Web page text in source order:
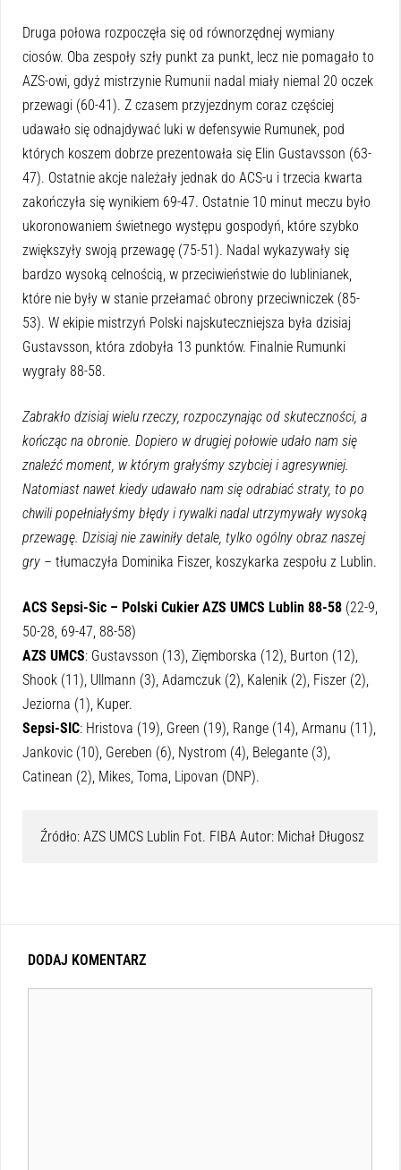
Druga połowa rozpoczęła się od równorzędnej wymiany
ciosów. Oba zespoły szły punkt za punkt, lecz nie pomagało to
AZS-owi, gdyż mistrzynie Rumunii nadal miały niemal 20 oczek
przewagi (60-41). Z czasem przyjezdnym coraz częściej
udawało się odnajdywać luki w defensywie Rumunek, pod
których koszem dobrze prezentowała się Elin Gustavsson (63-
47). Ostatnie akcje należały jednak do ACS-u i trzecia kwarta
zakończyła się wynikiem 69-47. Ostatnie 10 minut meczu było
ukoronowaniem świetnego występu gospodyń, które szybko
zwiększyły swoją przewagę (75-51). Nadal wykazywały się
bardzo wysoką celnością, w przeciwieństwie do lublinianek,
które nie były w stanie przełamać obrony przeciwniczek (85-
53). W ekipie mistrzyń Polski najskuteczniejsza była dzisiaj
Gustavsson, która zdobyła 13 punktów. Finalnie Rumunki
wygrały 88-58.
Zabrakło dzisiaj wielu rzeczy, rozpoczynając od skuteczności, a
kończąc na obronie. Dopiero w drugiej połowie udało nam się
znaleźć moment, w którym grałyśmy szybciej i agresywniej.
Natomiast nawet kiedy udawało nam się odrabiać straty, to po
chwili popełniałyśmy błędy i rywalki nadal utrzymywały wysoką
przewagę. Dzisiaj nie zawiniły detale, tylko ogólny obraz naszej
gry – tłumaczyła Dominika Fiszer, koszykarka zespołu z Lublin.
ACS Sepsi-Sic – Polski Cukier AZS UMCS Lublin 88-58 (22-9,
50-28, 69-47, 88-58)
AZS UMCS: Gustavsson (13), Zięmborska (12), Burton (12),
Shook (11), Ullmann (3), Adamczuk (2), Kalenik (2), Fiszer (2),
Jeziorna (1), Kuper.
Sepsi-SIC: Hristova (19), Green (19), Range (14), Armanu (11),
Jankovic (10), Gereben (6), Nystrom (4), Belegante (3),
Catinean (2), Mikes, Toma, Lipovan (DNP).
Źródło: AZS UMCS Lublin Fot. FIBA Autor: Michał Długosz
DODAJ KOMENTARZ